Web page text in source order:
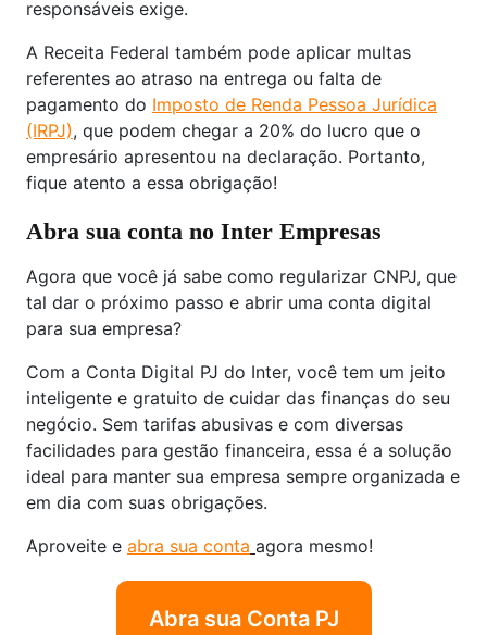
responsáveis exige.
A Receita Federal também pode aplicar multas
referentes ao atraso na entrega ou falta de
pagamento do Imposto de Renda Pessoa Jurídica
(IRPJ), que podem chegar a 20% do lucro que o
empresário apresentou na declaração. Portanto,
fique atento a essa obrigação!
Abra sua conta no Inter Empresas
Agora que você já sabe como regularizar CNPJ, que
tal dar o próximo passo e abrir uma conta digital
para sua empresa?
Com a Conta Digital PJ do Inter, você tem um jeito
inteligente e gratuito de cuidar das finanças do seu
negócio. Sem tarifas abusivas e com diversas
facilidades para gestão financeira, essa é a solução
ideal para manter sua empresa sempre organizada e
em dia com suas obrigações.
Aproveite e abra sua conta agora mesmo!
Abra sua Conta PJ